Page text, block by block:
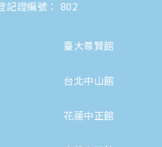
記證編號： 802
臺大尊賢館
台北中山館
花蓮中正館